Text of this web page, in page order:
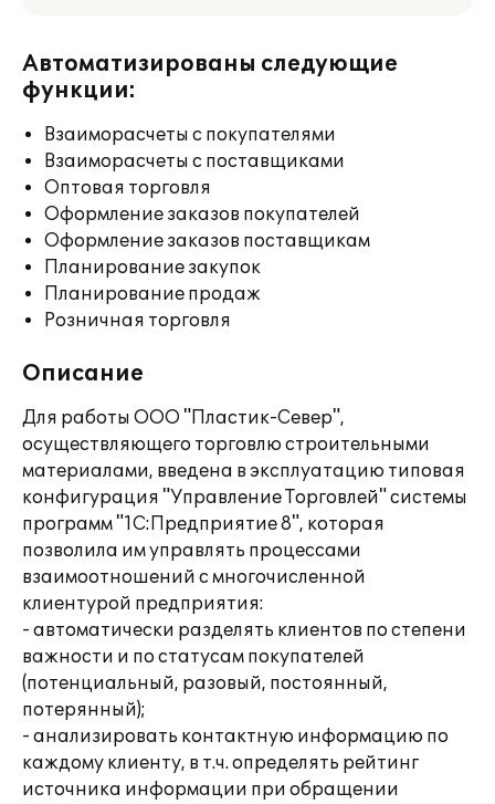
Автоматизированы следующие
функции:
Взаиморасчеты с покупателями
Взаиморасчеты с поставщиками
Оптовая торговля
Оформление заказов покупателей
Оформление заказов поставщикам
Планирование закупок
Планирование продаж
Розничная торговля
Описание
Для работы ООО "Пластик-Север",
осуществляющего торговлю строительными
материалами, введена в эксплуатацию типовая
конфигурация "Управление Торговлей" системы
программ "1С:Предприятие 8", которая
позволила им управлять процессами
взаимоотношений с многочисленной
клиентурой предприятия:
- автоматически разделять клиентов по степени
важности и по статусам покупателей
(потенциальный, разовый, постоянный,
потерянный);
- анализировать контактную информацию по
каждому клиенту, в т.ч. определять рейтинг
источника информации при обращении